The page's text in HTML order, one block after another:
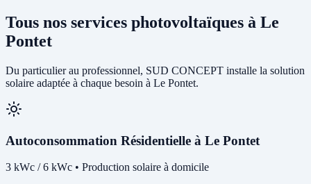
Tous nos services photovoltaïques à Le
Pontet
Du particulier au professionnel, SUD CONCEPT installe la solution
solaire adaptée à chaque besoin à Le Pontet.
Autoconsommation Résidentielle à Le Pontet
3 kWc / 6 kWc • Production solaire à domicile